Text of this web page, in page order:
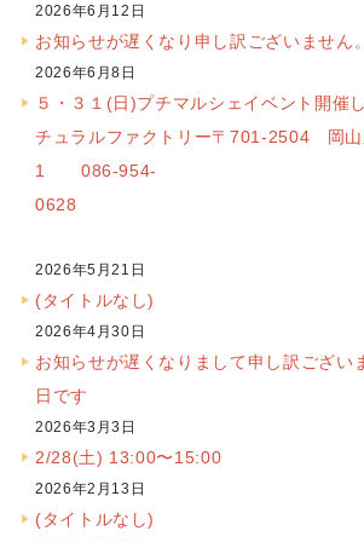
2026年6月12日
お知らせが遅くなり申し訳ございません
2026年6月8日
５・３１(日)プチマルシェイベント開催
チュラルファクトリー〒701-2504 岡
1 086-954-
2026年5月21日
(タイトルなし)
2026年4月30日
お知らせが遅くなりまして申し訳ござい
日です
2026年3月3日
2/28(土) 13:00〜15:00
2026年2月13日
(タイトルなし)